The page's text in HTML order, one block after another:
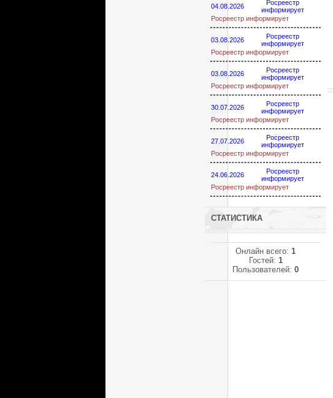
04.08.2026
Росреестр
информирует
Росреестр информирует
03.08.2026
Росреестр
информирует
Росреестр информирует
03.08.2026
Росреестр
информирует
Росреестр информирует
30.07.2026
Росреестр
информирует
Росреестр информирует
27.07.2026
Росреестр
информирует
Росреестр информирует
24.06.2026
Росреестр
информирует
Росреестр информирует
СТАТИСТИКА
Онлайн всего: 1
Гостей: 1
Пользователей: 0